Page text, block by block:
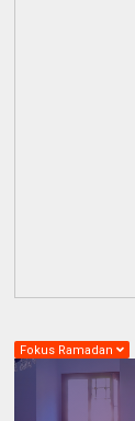
Fokus Ramadan